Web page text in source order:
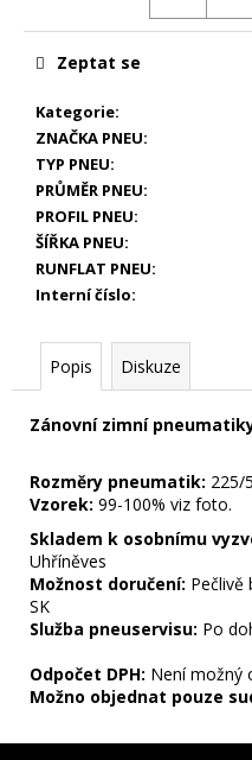
Kategorie:
ZNAČKA PNEU:
TYP PNEU:
PRŮMĚR PNEU:
PROFIL PNEU:
ŠÍŘKA PNEU:
RUNFLAT PNEU:
Interní číslo:
Zeptat se
Popis Diskuze
Zánovní zimní
Rozměry pneumatik: 225/
Vzorek: 99-100% viz foto.
Skladem k osobnímu
Uhříněves
Možnost doručení: Pečlivě
SK
Služba pneuservisu: Po
Odpočet DPH: Není možný
Možno objednat pouze
5X112
KS
29
990
Kč